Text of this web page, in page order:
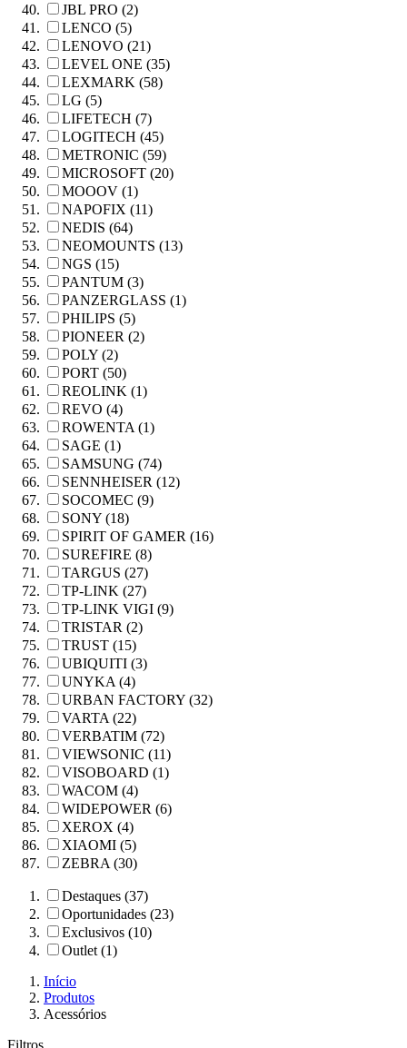
JBL PRO (2)
LENCO (5)
LENOVO (21)
LEVEL ONE (35)
LEXMARK (58)
LG (5)
LIFETECH (7)
LOGITECH (45)
METRONIC (59)
MICROSOFT (20)
MOOOV (1)
NAPOFIX (11)
NEDIS (64)
NEOMOUNTS (13)
NGS (15)
PANTUM (3)
PANZERGLASS (1)
PHILIPS (5)
PIONEER (2)
POLY (2)
PORT (50)
REOLINK (1)
REVO (4)
ROWENTA (1)
SAGE (1)
SAMSUNG (74)
SENNHEISER (12)
SOCOMEC (9)
SONY (18)
SPIRIT OF GAMER (16)
SUREFIRE (8)
TARGUS (27)
TP-LINK (27)
TP-LINK VIGI (9)
TRISTAR (2)
TRUST (15)
UBIQUITI (3)
UNYKA (4)
URBAN FACTORY (32)
VARTA (22)
VERBATIM (72)
VIEWSONIC (11)
VISOBOARD (1)
WACOM (4)
WIDEPOWER (6)
XEROX (4)
XIAOMI (5)
ZEBRA (30)
Destaques (37)
Oportunidades (23)
Exclusivos (10)
Outlet (1)
Início
Produtos
Acessórios
Filtros